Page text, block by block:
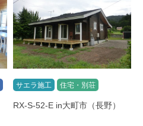
サエラ施工 住宅・別荘
RX-S-52-E in大町市（長野）